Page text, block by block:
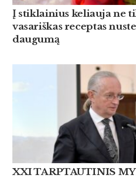
Į stiklainius keliauja ne
vasariškas receptas
daugumą
XXI TARPTAUTINIS